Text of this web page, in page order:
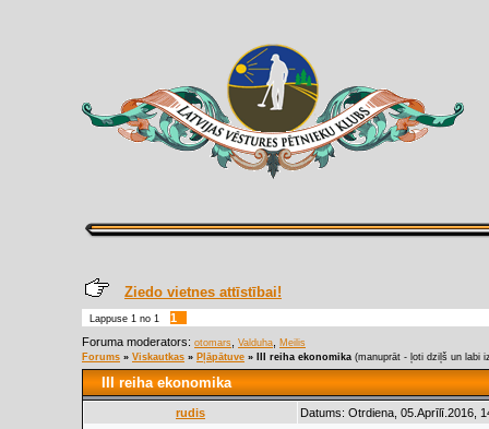
Ziedo vietnes attīstībai!
Lappuse 1 no 1
1
Foruma moderators: otomars Valduha
Meilis
Forums » Viskautkas » Pļāpātuve » III reiha ekonomika (manuprāt - ļoti dziļš un labi
III reiha ekonomika
rudis Datums: Otrdiena, 05.Aprīlī.2016,